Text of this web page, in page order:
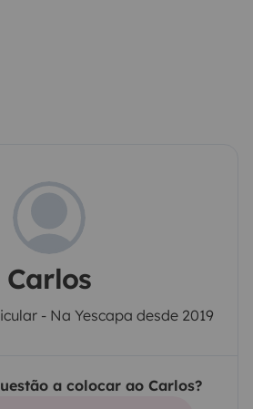
Carlos
- Na Yescapa desde 2019
a colocar ao Carlos?